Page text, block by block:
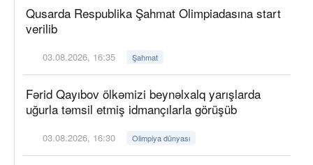
Qusarda Respublika Şahmat Olimpiadasına start
verilib
03.08.2026, 16:35 Şahmat
Fərid Qayıbov ölkəmizi beynəlxalq yarışlarda
uğurla təmsil etmiş idmançılarla görüşüb
03.08.2026, 16:30 Olimpiya dünyası